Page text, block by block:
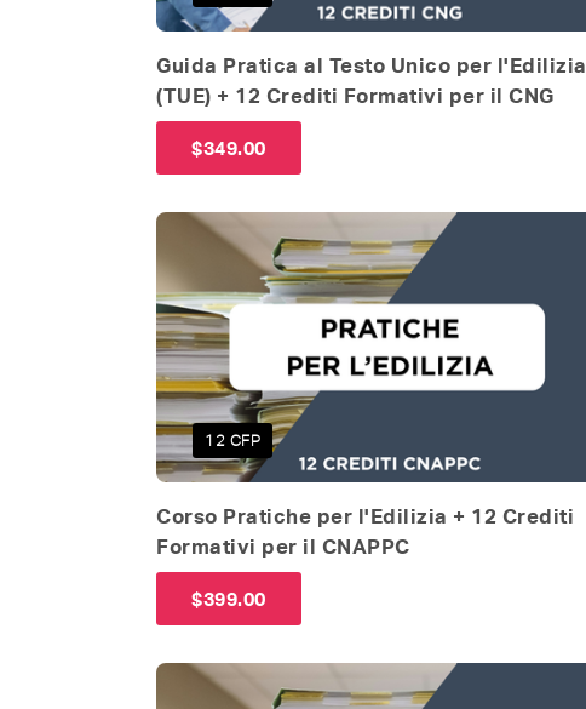
Guida Pratica al Testo Unico per l'Edilizia
(TUE) + 12 Crediti Formativi per il CNG
$349.00
12 CFP
Corso Pratiche per l'Edilizia + 12 Crediti
Formativi per il CNAPPC
$399.00